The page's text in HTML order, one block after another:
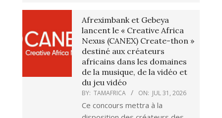
Afreximbank et Gebeya
lancent le « Creative Africa
Nexus (CANEX) Create-thon »
destiné aux créateurs
africains dans les domaines
de la musique, de la vidéo et
du jeu vidéo
BY: TAMAFRICA ON: JUL 31, 2026
Ce concours mettra à la